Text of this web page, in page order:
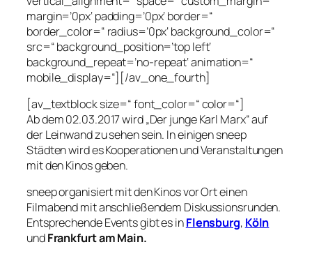
margin=’0px‘ padding=’0px‘ border=“
border_color=“ radius=’0px‘ background_color=“
src=“ background_position=’top left‘
background_repeat=’no-repeat‘ animation=“
mobile_display=“][/av_one_fourth]
[av_textblock size=“ font_color=“ color=“]
Ab dem 02.03.2017 wird „Der junge Karl Marx“ auf
der Leinwand zu sehen sein. In einigen sneep
Städten wird es Kooperationen und Veranstaltungen
mit den Kinos geben.
sneep organisiert mit den Kinos vor Ort einen
Filmabend mit anschließendem Diskussionsrunden.
Entsprechende Events gibt es inFlensburg, Köln
undFrankfurt am Main.